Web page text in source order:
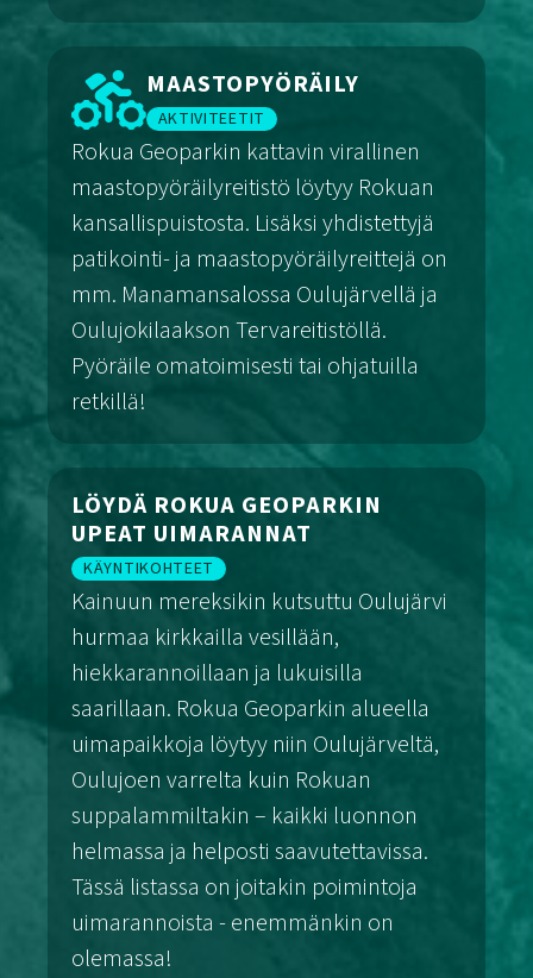
Patikointi
MAASTOPYÖRÄILY
AKTIVITEETIT
Rokua Geoparkin kattavin virallinen
maastopyöräilyreitistö löytyy Rokuan
kansallispuistosta. Lisäksi yhdistettyjä
patikointi- ja maastopyöräilyreittejä on
mm. Manamansalossa Oulujärvellä ja
Oulujokilaakson Tervareitistöllä.
Pyöräile omatoimisesti tai ohjatuilla
retkillä!
Maastopyöräily
LÖYDÄ ROKUA GEOPARKIN
UPEAT UIMARANNAT
KÄYNTIKOHTEET
Kainuun mereksikin kutsuttu Oulujärvi
hurmaa kirkkailla vesillään,
hiekkarannoillaan ja lukuisilla
saarillaan. Rokua Geoparkin alueella
uimapaikkoja löytyy niin Oulujärveltä,
Oulujoen varrelta kuin Rokuan
suppalammiltakin – kaikki luonnon
helmassa ja helposti saavutettavissa.
Tässä listassa on joitakin poimintoja
uimarannoista - enemmänkin on
olemassa!